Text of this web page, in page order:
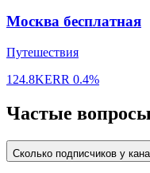
Москва бесплатная
Путешествия
124.8KERR 0.4%
Частые
Сколько подписчиков у